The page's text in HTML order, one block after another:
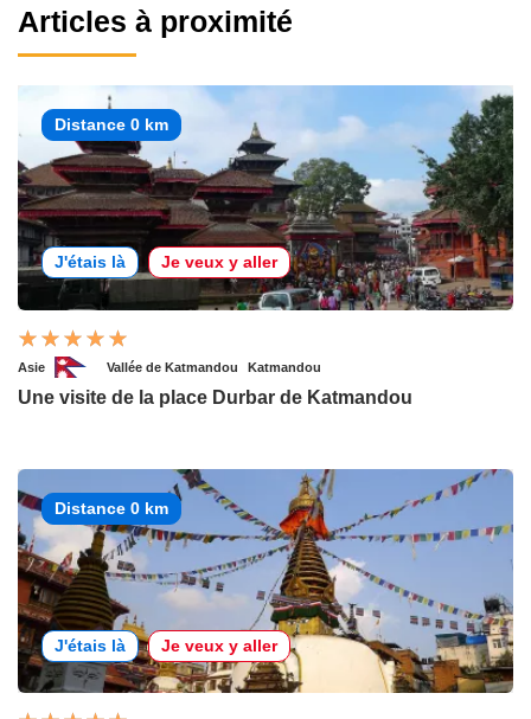
Articles à proximité
Distance 0 km
J'étais là Je veux y aller
Asie Vallée de Katmandou Katmandou
Une visite de la place Durbar de Katmandou
Distance 0 km
J'étais là Je veux y aller